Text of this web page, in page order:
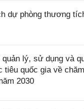
dự phòng thương
lý, sử dụng và
quốc gia về
2030